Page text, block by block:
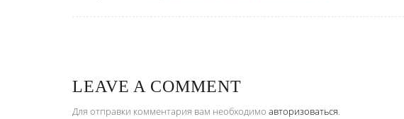
LEAVE A COMMENT
Для отправки комментария вам необходимо авторизоваться.